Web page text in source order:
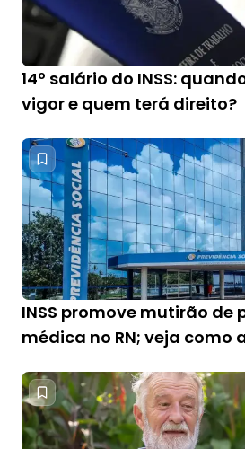
14º salário do INSS:
vigor e quem terá direito?
INSS promove mutirão de
médica no RN; veja como